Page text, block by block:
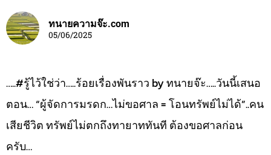
ทนายความจ๊ะ.com
05/06/2025
…..#รู้ไว้ใช่ว่า…..ร้อยเรื่องพันราว by ทนายจ๊ะ…..วันนี้เสนอ
ตอน… “ผู้จัดการมรดก…ไม่ขอศาล = โอนทรัพย์ไม่ได้”..คน
เสียชีวิต ทรัพย์ไม่ตกถึงทายาททันที ต้องขอศาลก่อน
ครับ…